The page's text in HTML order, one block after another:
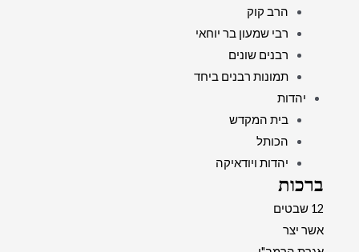
הרב קוק
רבי שמעון בר יוחאי
רבנים שונים
תמונות רבנים ביחד
יהדות
בית המקדש
הכותל
יהדות ויודאיקה
ברכות
12 שבטים
אשר יצר